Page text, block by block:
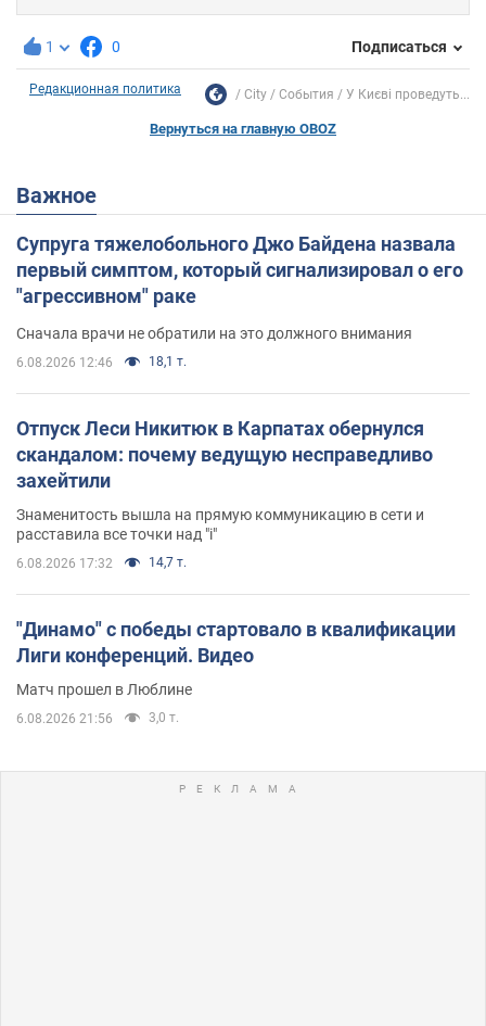
1 0 Подписаться
Редакционная политика City События У Києві проведуть...
Вернуться на главную OBOZ
Важное
Супруга тяжелобольного Джо Байдена назвала
первый симптом, который сигнализировал о его
"агрессивном" раке
Сначала врачи не обратили на это должного внимания
6.08.2026 12:46 18,1 т.
Отпуск Леси Никитюк в Карпатах обернулся
скандалом: почему ведущую несправедливо
захейтили
Знаменитость вышла на прямую коммуникацию в сети и
расставила все точки над "i"
6.08.2026 17:32 14,7 т.
"Динамо" с победы стартовало в квалификации
Лиги конференций. Видео
Матч прошел в Люблине
6.08.2026 21:56 3,0 т.